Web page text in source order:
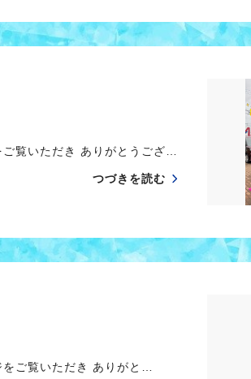
覧いただき ありがとうござ…
つづきを読む
ご覧いただき ありがと…